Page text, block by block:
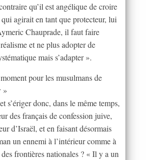
qu’il est angélique de croire
agirait en tant que protecteur, lui
Chauprade, il faut faire
et ne plus adopter de
mais s’adapter ».
pour les musulmans de
»
s’ériger donc, dans le même temps,
des français de confession juive,
d’Israël, et en faisant désormais
un ennemi à l’intérieur comme à
des frontières nationales ? « Il y a un